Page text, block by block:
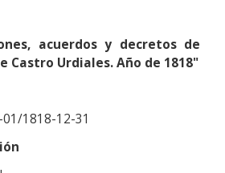
acuerdos y decretos de
Castro Urdiales. Año de 1818"
1818-12-31